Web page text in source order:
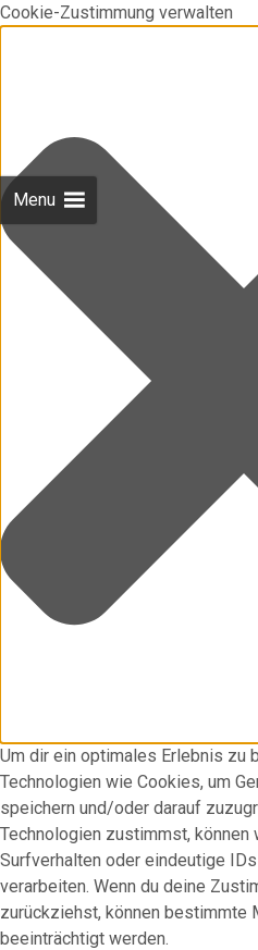
Cookie-Zustimmung verwalten
Um dir ein optimales Erlebnis zu
Technologien wie Cookies, um
speichern und/oder darauf
Technologien zustimmst, können
Surfverhalten oder eindeutige
verarbeiten. Wenn du deine
zurückziehst, können bestimmte
beeinträchtigt werden.
Menu